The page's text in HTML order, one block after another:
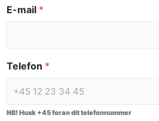
E-mail *
Telefon *
NB! Husk +45 foran dit telefonnummer